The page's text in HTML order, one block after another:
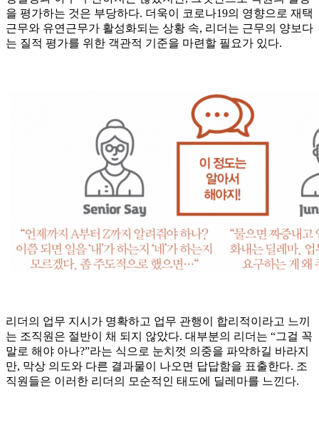
을 평가하는 것은 부당하다. 더욱이 코로나19의 영향으로 재택
근무와 유연근무가 활성화되는 상황 속, 리더는 근무의 양보다
는 질적 평가를 위한 객관적 기준을 마련할 필요가 있다.
리더의 업무 지시가 명확하고 업무 관행이 합리적이라고 느끼
는 조직원은 절반이 채 되지 않았다. 대부분의 리더는 “그걸 꼭
말로 해야 아나?”라는 식으로 눈치껏 의중을 파악하길 바라지
만, 막상 의도와 다른 결과물이 나오면 답답함을 표출한다. 조
직원들은 이러한 리더의 모순적인 태도에 딜레마를 느낀다.